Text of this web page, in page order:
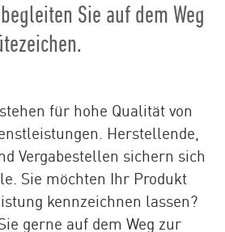
Sie auf dem Weg
für hohe Qualität von
Herstellende,
Vergabestellen sichern sich
Sie möchten Ihr Produkt
kennzeichnen lassen?
gerne auf dem Weg zur